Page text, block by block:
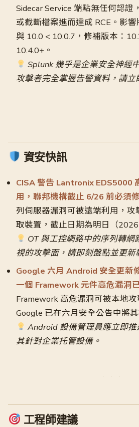
Sidecar Service 端點無任何認證
或截斷檔案進而達成 RCE。影
與 10.0 < 10.0.7，修補版本：
10.4.0+。
Splunk 幾乎是企業安全神經
攻擊者完全掌握告警資料，請立
資安快訊
CISA 警告 Lantronix EDS5000
用，聯邦機構截止 6/26 前必須
列伺服器漏洞可被遠端利用，攻
取裝置，截止日期為明日（
OT 與工控網路中的序列轉網
視的攻擊面，請即刻盤點並更新
Google 六月 Android 安全更新
一個 Framework 元件高危漏洞
Framework 高危漏洞可被本地
Google 已在六月安全公告中將
Android 設備管理員應立即
其針對企業托管設備。
工程師建議